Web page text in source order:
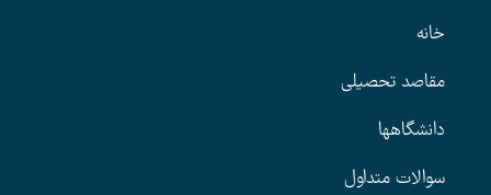
خانه
مقاصد تحصیلی
دانشگاهها
سوالات متداول